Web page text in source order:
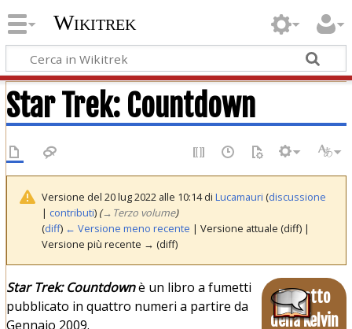
Wikitrek
Star Trek: Countdown
Versione del 20 lug 2022 alle 10:14 di Lucamauri (discussione
| contributi) (→ Terzo volume)
(diff) ← Versione meno recente | Versione attuale (diff) |
Versione più recente → (diff)
Fumetto
della Kelvin
Star Trek: Countdownè un libro a fumetti
pubblicato in quattro numeri a partire da
Gennaio 2009.